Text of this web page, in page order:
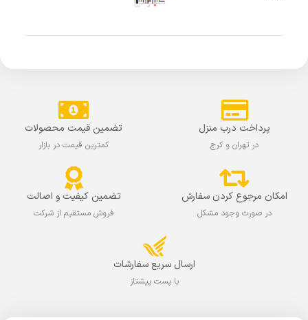
پرداخت درب منزل
در تهران و کرج
تضمین قیمت محصولات
کمترین قیمت در بازار
امکان مرجوع کردن سفارش
در صورت وجود مشکل
تضمین کیفیت و اصالت
فروش مستقیم از شرکت
ارسال سریع سفارشات
با پست پیشتاز